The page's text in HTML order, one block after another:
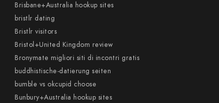
Brisbane+Australia hookup sites
bristlr dating
Bristlr visitors
Bristol+United Kingdom review
Bronymate migliori siti di incontri gratis
buddhistische-datierung seiten
bumble vs okcupid choose
Bunbury+Australia hookup sites